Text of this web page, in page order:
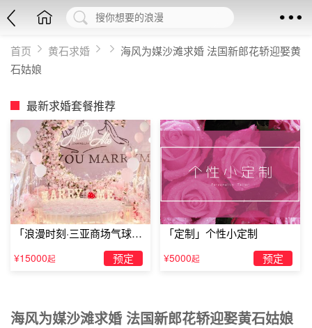
首页 黄石求婚
海风为媒沙滩求婚 法国新郎花轿迎娶黄
石姑娘
最新求婚套餐推荐
「浪漫时刻·三亚商场气球雨
惊喜求婚」
¥15000起 预定
「定制」个性小定制
¥5000起 预定
海风为媒沙滩求婚 法国新郎花轿迎娶黄石姑娘